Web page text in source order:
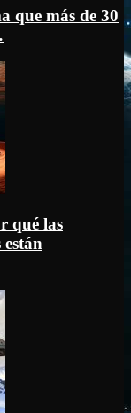
que más de 30
qué las